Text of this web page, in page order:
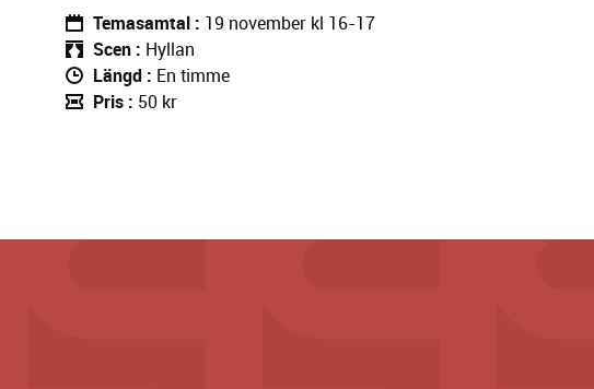
Temasamtal
19 november kl 16-17
Scen
Hyllan
Längd
En timme
Pris
50 kr